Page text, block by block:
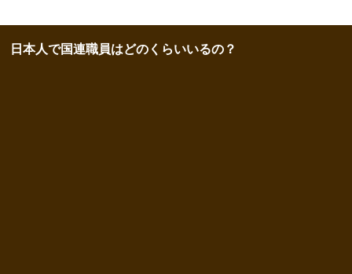
日本人で国連職員はどのくらいいるの？